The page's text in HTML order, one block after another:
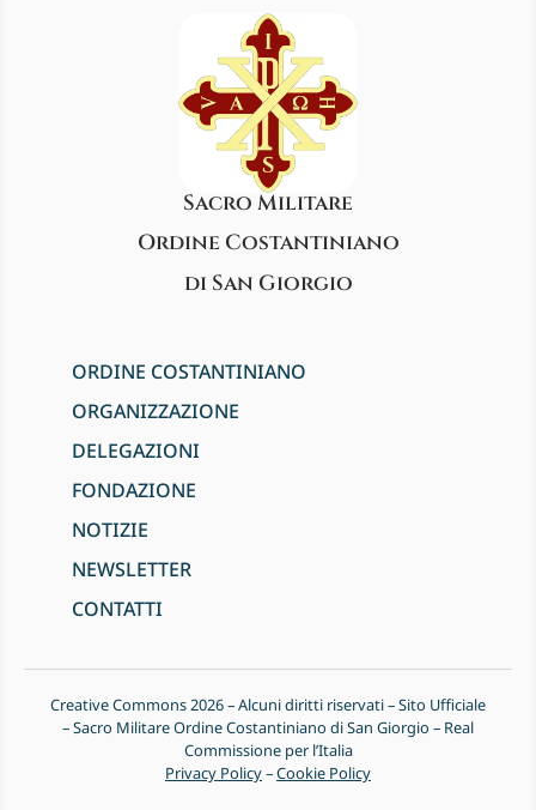
Sacro Militare
Ordine Costantiniano
di San Giorgio
ORDINE COSTANTINIANO
ORGANIZZAZIONE
DELEGAZIONI
FONDAZIONE
NOTIZIE
NEWSLETTER
CONTATTI
Creative Commons 2026 – Alcuni diritti riservati – Sito Ufficiale
– Sacro Militare Ordine Costantiniano di San Giorgio – Real
Commissione per l’Italia
Privacy Policy–Cookie Policy